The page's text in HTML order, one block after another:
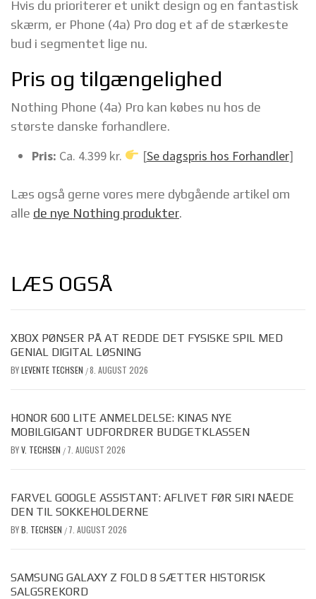
Hvis du prioriterer et unikt design og en fantastisk
skærm, er Phone (4a) Pro dog et af de stærkeste
bud i segmentet lige nu.
Pris og tilgængelighed
Nothing Phone (4a) Pro kan købes nu hos de
største danske forhandlere.
Pris: Ca. 4.399 kr. [Se dagspris hos Forhandler]
Læs også gerne vores mere dybgående artikel om
alle de nye Nothing produkter.
LÆS OGSÅ
XBOX PØNSER PÅ AT REDDE DET FYSISKE SPIL MED
GENIAL DIGITAL LØSNING
BYLEVENTE TECHSEN /8. AUGUST 2026
HONOR 600 LITE ANMELDELSE: KINAS NYE
MOBILGIGANT UDFORDRER BUDGETKLASSEN
BYV. TECHSEN / 7. AUGUST 2026
FARVEL GOOGLE ASSISTANT: AFLIVET FØR SIRI NÅEDE
DEN TIL SOKKEHOLDERNE
BYB. TECHSEN / 7. AUGUST 2026
SAMSUNG GALAXY Z FOLD 8 SÆTTER HISTORISK
SALGSREKORD